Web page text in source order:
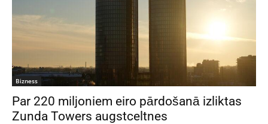
Bizness
Par 220 miljoniem eiro pārdošanā izliktas
Zunda Towers augstceltnes